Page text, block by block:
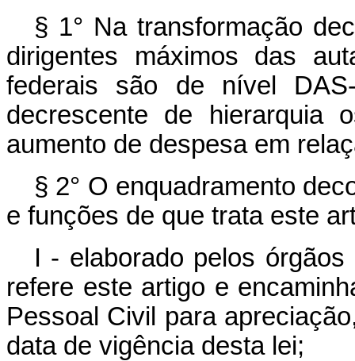
§ 1° Na transformação
dirigentes máximos das
federais são de nível
decrescente de hierarquia
aumento de despesa em
§ 2° O enquadramento
e funções de que trata este
I - elaborado pelos
refere este artigo e
Pessoal Civil para
data de vigência desta lei;